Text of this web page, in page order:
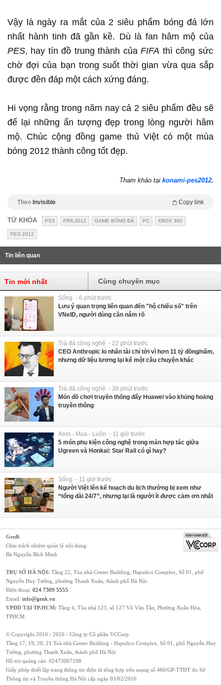
Vậy là ngày ra mắt của 2 siêu phẩm bóng đá lớn
nhất hành tinh đã gần kề. Dù là fan hâm mộ của
PES, hay tín đồ trung thành củaFIFA thì công sức
chờ đợi của bạn trong suốt thời gian vừa qua sắp
được đền đáp một cách xứng đáng.
Hi vọng rằng trong năm nay cả 2 siêu phẩm đều sẽ
để lại những ấn tượng đẹp trong lòng người hâm
mộ. Chúc cộng đồng game thủ Việt có một mùa
bóng 2012 thành công tốt đẹp.
Tham khảo tại konami-pes2012.
Theo Invisible Copy link
TỪ KHÓA PS3 FIFA 2012 GAME BÓNG ĐÁ PC XBOX 360
PES 2012
Tin liên quan
Tin mới nhất Cùng chuyên mục
Sống - 6 phút trước
Lưu ý quan trọng liên quan đến "hộ chiếu số" trên
VNeID, người dùng cần nắm rõ
Trà đá công nghệ - 22 phút trước
CEO Anthropic lo nhân tài chỉ tới vì hơn 11 tỷ đồng/năm,
nhưng dữ liệu lương lại kể một câu chuyện khác
Trà đá công nghệ - 38 phút trước
Món đồ chơi truyền thống đẩy Huawei vào khủng hoảng
truyền thông
Xem - Mua - Luôn - 11 giờ trước
5 món phụ kiện công nghệ trong màn hợp tác giữa
Ugreen và Honkai: Star Rail có gì hay?
Sống - 11 giờ trước
Người Việt lên kế hoạch du lịch thường bị xem như
“tổng đài 24/7”, nhưng lại là người ít được cảm ơn nhất
GenK
Chịu trách nhiệm quản lý nội dung:
Bà Nguyễn Bích Minh
TRỤ SỞ HÀ NỘI: Tầng 22, Tòa nhà Center Building, Hapulico Complex, Số 01, phố
Nguyễn Huy Tưởng, phường Thanh Xuân, thành phố Hà Nội
Điện thoại: 024 7309 5555
Email: info@genk.vn
VPĐD TẠI TP.HCM: Tầng 4, Tòa nhà 123, số 127 Võ Văn Tần, Phường Xuân Hòa,
TPHCM
© Copyright 2010 - 2026 - Công ty Cổ phần VCCorp
Tầng 17, 19, 20, 21 Toà nhà Center Building - Hapulico Complex, Số 01, phố Nguyễn Huy
Tưởng, phường Thanh Xuân, thành phố Hà Nội
Hỗ trợ quảng cáo: 02473007108
Giấy phép thiết lập trang thông tin điện tử tổng hợp trên mạng số 460/GP-TTĐT do Sở
Thông tin và Truyền thông Hà Nội cấp ngày 03/02/2016